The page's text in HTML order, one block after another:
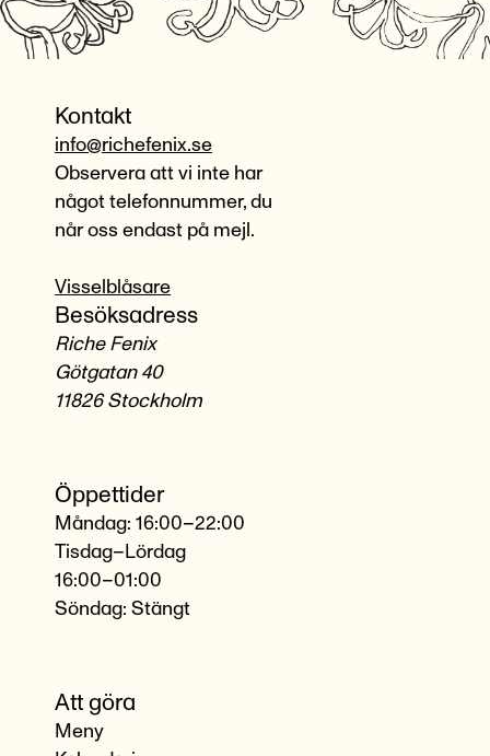
Öppettider
Måndag: 16:00–22:00
Tisdag–Lördag
16:00–01:00
Söndag: Stängt
Att göra
Meny
Kontakt
info@richefenix.se
Observera att vi inte har
något telefonnummer, du
når oss endast på mejl.
Visselblåsare
Besöksadress
Riche Fenix
Götgatan 40
11826 Stockholm